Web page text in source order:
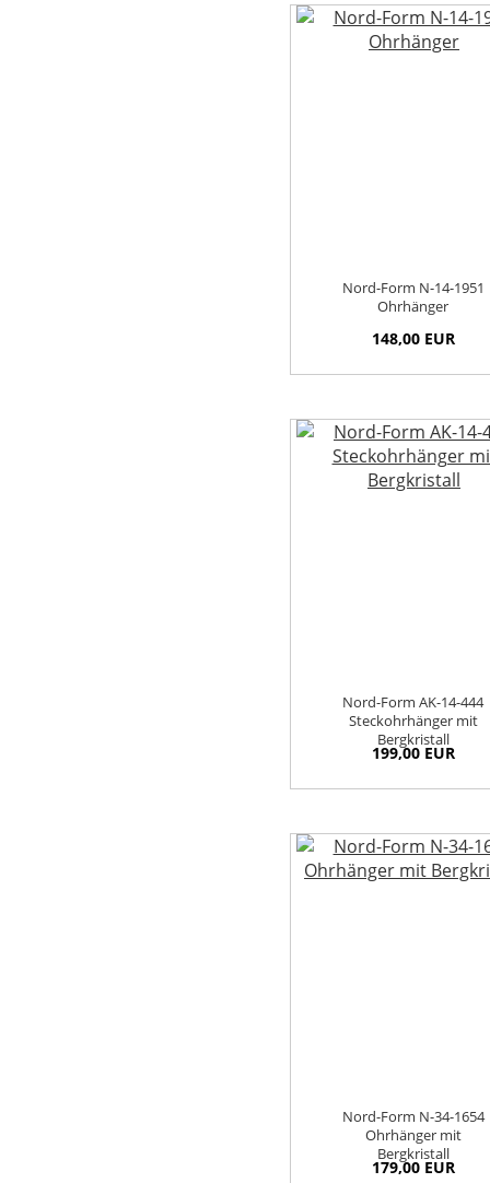
Nord-Form N-14-1951
Ohrhänger
148,00 EUR
Nord-Form AK-14-444
Steckohrhänger mit
Bergkristall
199,00 EUR
Nord-Form N-34-1654
Ohrhänger mit
Bergkristall
179,00 EUR